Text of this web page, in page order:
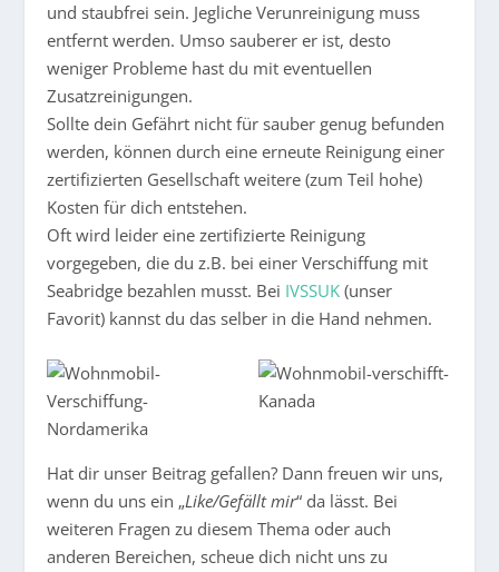
und staubfrei sein. Jegliche Verunreinigung muss
entfernt werden. Umso sauberer er ist, desto
weniger Probleme hast du mit eventuellen
Zusatzreinigungen.
Sollte dein Gefährt nicht für sauber genug befunden
werden, können durch eine erneute Reinigung einer
zertifizierten Gesellschaft weitere (zum Teil hohe)
Kosten für dich entstehen.
Oft wird leider eine zertifizierte Reinigung
vorgegeben, die du z.B. bei einer Verschiffung mit
Seabridge bezahlen musst. Bei IVSSUK (unser
Favorit) kannst du das selber in die Hand nehmen.
Hat dir unser Beitrag gefallen? Dann freuen wir uns,
wenn du uns ein „Like/Gefällt mir“ da lässt. Bei
weiteren Fragen zu diesem Thema oder auch
anderen Bereichen, scheue dich nicht uns zu